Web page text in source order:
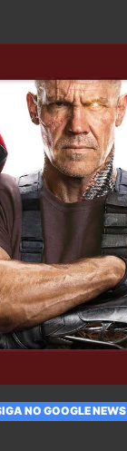
NO GOOGLE NEWS